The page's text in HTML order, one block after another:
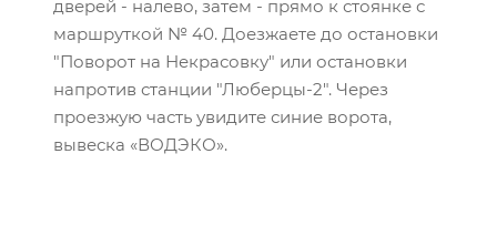
дверей - налево, затем - прямо к стоянке с
маршруткой № 40. Доезжаете до остановки
"Поворот на Некрасовку" или остановки
напротив станции "Люберцы-2". Через
проезжую часть увидите синие ворота,
вывеска «ВОДЭКО».